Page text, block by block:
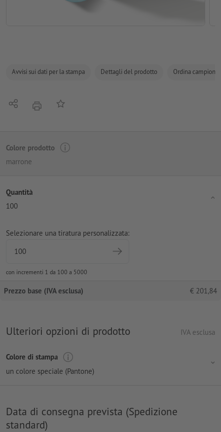
Avvisi sui dati per la stampa Dettagli del prodotto Ordina campione
Condividistamparealla lista preferiti
Colore prodotto
marrone
Quantità
100
Selezionare una tiratura personalizzata:
con incrementi 1 da 100 a 5000
Prezzo base (IVA esclusa) € 201,84
Ulteriori opzioni di prodotto IVA esclusa
Colore di stampa
un colore speciale (Pantone)
Data di consegna prevista (Spedizione
standard)